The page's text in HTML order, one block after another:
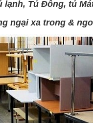
lạnh, Tủ Đông, tủ
ngại xa trong &